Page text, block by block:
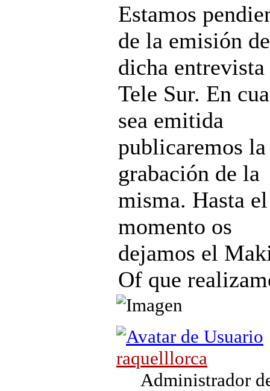
Estamos
de la emisión de
dicha entrevista
Tele Sur. En
sea emitida
publicaremos la
grabación de la
misma. Hasta el
momento os
dejamos el
Of que
raquelllorca
Administrador